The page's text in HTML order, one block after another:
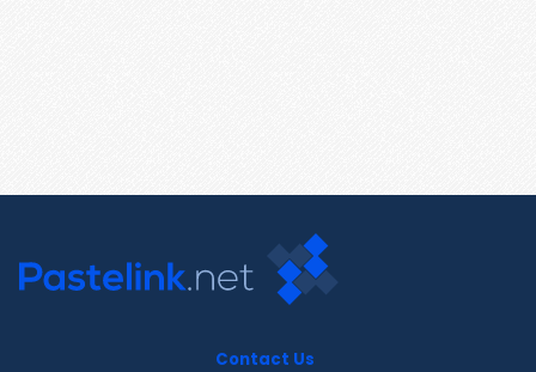
Contact Us